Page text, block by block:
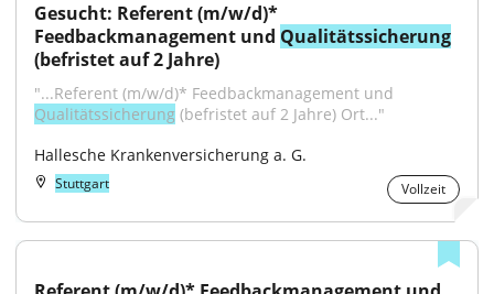
Gesucht: Referent (m/w/d)*
Feedbackmanagement und Qualitätssicherung
(befristet auf 2 Jahre)
Qualitätssicherung (befristet auf 2 Jahre) Ort..."
Hallesche Krankenversicherung a. G.
Stuttgart Vollzeit